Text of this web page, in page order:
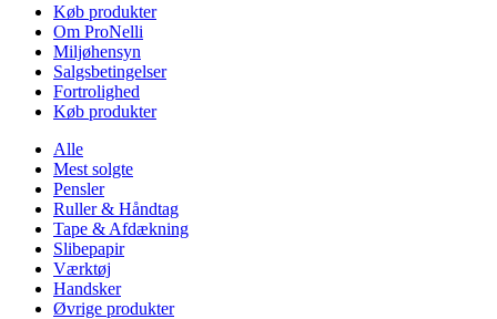
Køb produkter
Om ProNelli
Miljøhensyn
Salgsbetingelser
Fortrolighed
Køb produkter
Alle
Mest solgte
Pensler
Ruller & Håndtag
Tape & Afdækning
Slibepapir
Værktøj
Handsker
Øvrige produkter